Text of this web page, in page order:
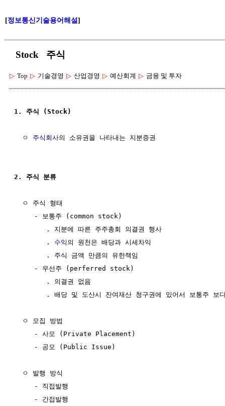
[정보통신기술용어해설]
Stock 주식
▷ Top ▷ 기술경영 ▷ 산업경영 ▷ 예산회계 ▷ 금융 및 투자
1. 주식 (Stock)
  ㅇ
주식회사의 소유권을 나타내는 지분증권
2. 주식 분류
  ㅇ 주식 형태
     - 보통주 (common stock)
        . 지분에 따른 주주총회 의결권 행사
        .
수익 의 원천은 배당과 시세차익
        . 주식 금액 만큼의 유한책임
     - 우선주 (perferred stock)
        . 의결권 없음
. 배당 및 도산시 잔여재산 청구권에 있어서 보통주 보
  ㅇ 모집 방법
     - 사모 (Private Placement)
     - 공모 (Public Issue)
  ㅇ 발행 방식
     - 직접발행
     - 간접발행